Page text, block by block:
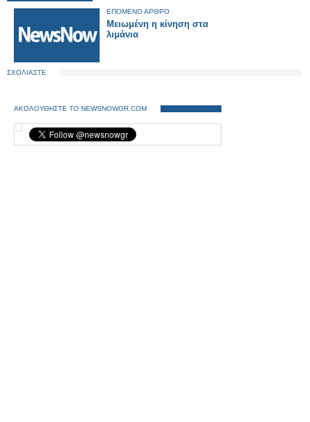
ΕΠΟΜΕΝΟ ΑΡΘΡΟ
Μειωμένη η κίνηση στα
λιμάνια
ΣΧΟΛΙΑΣΤΕ
ΑΚΟΛΟΥΘΗΣΤΕ ΤΟ NEWSNOWGR.COM